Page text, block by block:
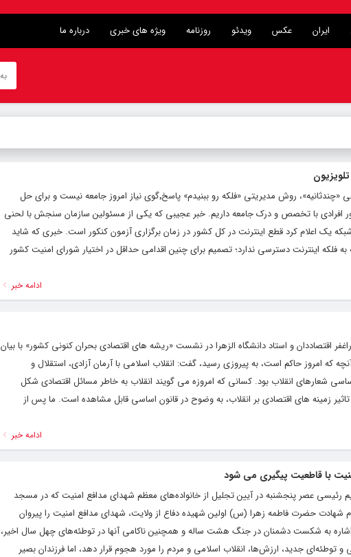
ایران عکس ویدئو روزنامه ویژه های خبری درباره ما
به گزارش “خبرخوی” به نقل از پایگاه اطلاع رسانی «چندثانیه»، روش مدیریتی «فلکه رو ببنیدم» پاسخ٬گوی نیاز امروز جامعه نیست و برای حل
افرادی با تخصص و درک جامعه داریم. خبر عجیبی که یکی از مسئولین سازمان سنجش با لحنی
یک اعلام کرد قطع اینترنت در کل کشور در زمان برگزاری آزمون کنکور است. خبری که شاید
اینترنت دسترسی ندارد؛ تصمیم برای چنین اقدامی حداقل در اختیار شورای امنیت کشور
ادامه خبر
اقتصاددان و استاد دانشگاه الزهرا در نشست «ریشه های اقتصادی بحران کنونی کشور» با بیان
که امروز حاکم است، به پیروزی رسید، گفت: انقلاب اسلامی با آرمان آزادی، استقلال و
شعارهای انقلاب بود. کسانی که امروزه می گویند انقلاب به خاطر مسائل اقتصادی شکل
زمینه های اقتصادی بر انقلاب، به وضوح در قانون اساسی قابل مشاهده است. ما پس از
ادامه خبر
با قاطعیت پیگیری می شود
رئیسی عصر پنجشنبه در آیین تجلیل از خانواده‌های معظم شهدای مدافع امنیت که در مسجد
شهادت حضرت فاطمه زهرا (س) اولین شهیده دفاع از ولایت، شهدای مدافع امنیت را پیروان
به شکست دشمنان در جنگ هشت ساله و همچنین ناکامی آنها در توطئه‌های چهل سال اخیر،
جدید، ارزش‌ها، انقلاب اسلامی و مردم را مورد هجوم قرار دهد، اما فرزندان بصیر